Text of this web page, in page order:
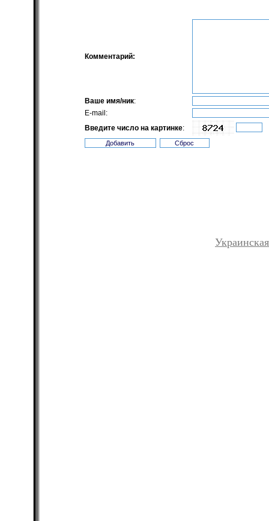
Комментарий:
Ваше имя/ник:
E-mail:
Введите число на картинке: